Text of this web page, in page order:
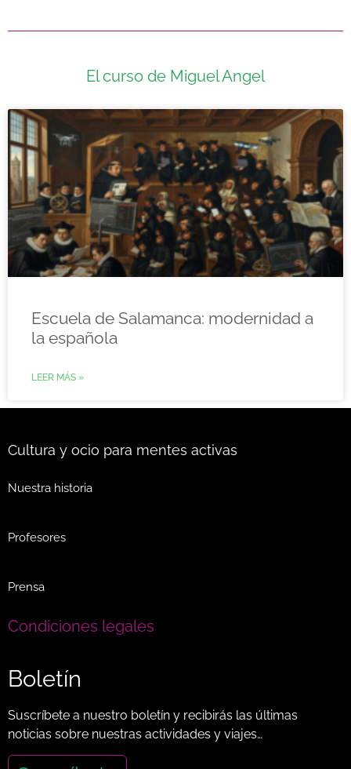
El curso de Miguel Angel
Escuela de Salamanca: modernidad a
la española
LEER MÁS »
Cultura y ocio para mentes activas
Nuestra historia
Profesores
Prensa
Condiciones legales
Boletín
Suscríbete a nuestro boletín y recibirás las últimas
noticias sobre nuestras actividades y viajes…